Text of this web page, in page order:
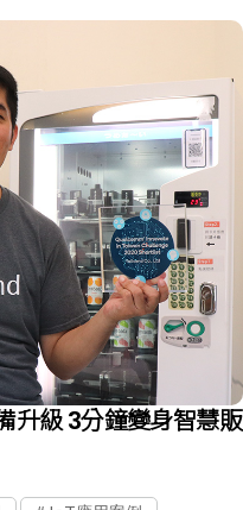
升級 3分鐘變身智慧販